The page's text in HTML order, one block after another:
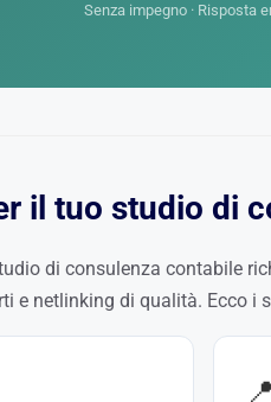
Senza impegno · Risposta
il tuo studio di
di consulenza contabile
e netlinking di qualità. Ecco i
📍